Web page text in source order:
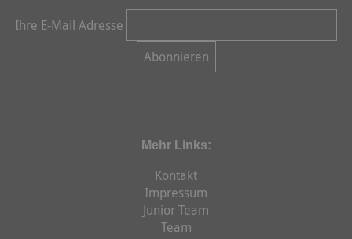
Ihre E-Mail Adresse
Mehr Links:
Kontakt
Impressum
Junior Team
Team